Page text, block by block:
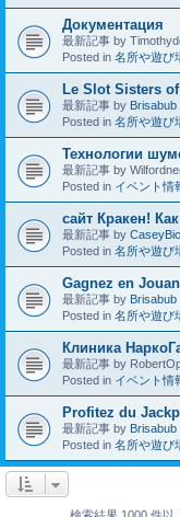
Документация
最新記事 by
Posted in 名所や遊び
Le Slot Sisters of
最新記事 by Brisabub
Posted in 名所や遊び
Технологии
最新記事 by
Posted in イベント情
сайт Кракен!
最新記事 by
Posted in 名所や遊び
Gagnez en
最新記事 by Brisabub
Posted in 名所や遊び
Клиника
最新記事 by
Posted in イベント情
Profitez du
最新記事 by Brisabub
Posted in 名所や遊び
検索結果 1000 件以